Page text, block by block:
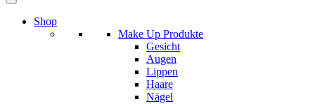
Shop
Make Up Produkte
Gesicht
Augen
Lippen
Haare
Nägel